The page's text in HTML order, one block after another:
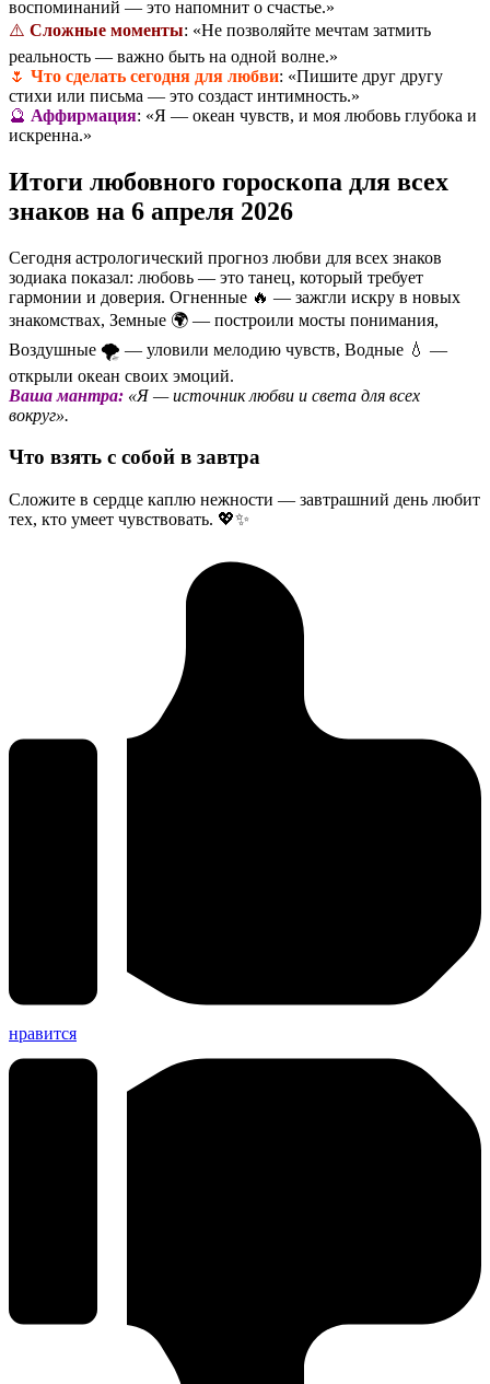
воспоминаний — это напомнит о счастье.»
⚠️ Сложные моменты: «Не позволяйте мечтам затмить
реальность — важно быть на одной волне.»
🌷 Что сделать сегодня для любви: «Пишите друг другу
стихи или письма — это создаст интимность.»
🔮 Аффирмация: «Я — океан чувств, и моя любовь глубока и
искренна.»
Итоги любовного гороскопа для всех
знаков на 6 апреля 2026
Сегодня астрологический прогноз любви для всех знаков
зодиака показал: любовь — это танец, который требует
гармонии и доверия. Огненные 🔥 — зажгли искру в новых
знакомствах, Земные 🌍 — построили мосты понимания,
Воздушные 🌪️ — уловили мелодию чувств, Водные 💧 —
открыли океан своих эмоций.
Ваша мантра: «Я — источник любви и света для всех
вокруг».
Что взять с собой в завтра
Сложите в сердце каплю нежности — завтрашний день любит
тех, кто умеет чувствовать. 💖✨
нравится